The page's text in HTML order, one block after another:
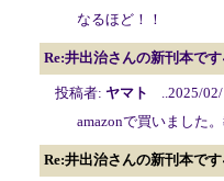
なるほど！！
Re:井出治さんの新刊本で
投稿者: ヤマト
..2025/02/
amazonで買いました
Re:井出治さんの新刊本で